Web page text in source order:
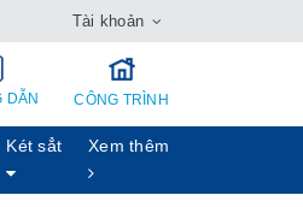
Tài khoản
DẪN CÔNG TRÌNH
Két sẳt Xem thêm